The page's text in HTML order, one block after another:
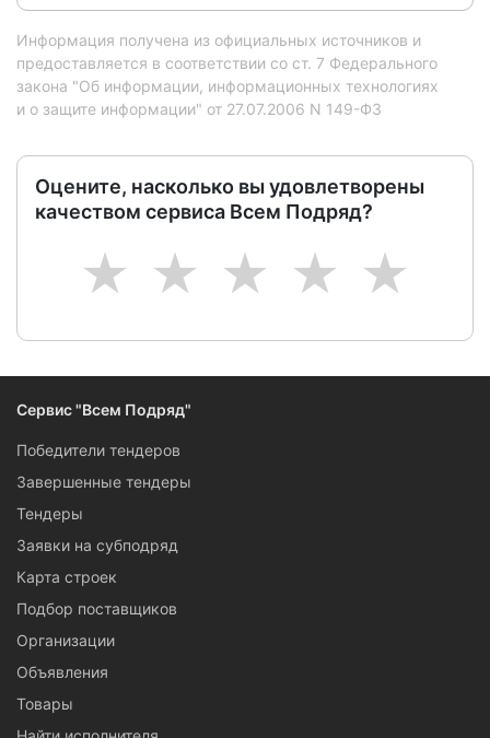
Информация получена из официальных источников и
предоставляется в соответствии со ст. 7 Федерального
закона "Об информации, информационных технологиях
и о защите информации" от 27.07.2006 N 149-ФЗ
Оцените, насколько вы удовлетворены
качеством сервиса Всем Подряд?
5
4
3
2
1
Сервис "Всем Подряд"
Победители тендеров
Завершенные тендеры
Тендеры
Заявки на субподряд
Карта строек
Подбор поставщиков
Организации
Объявления
Товары